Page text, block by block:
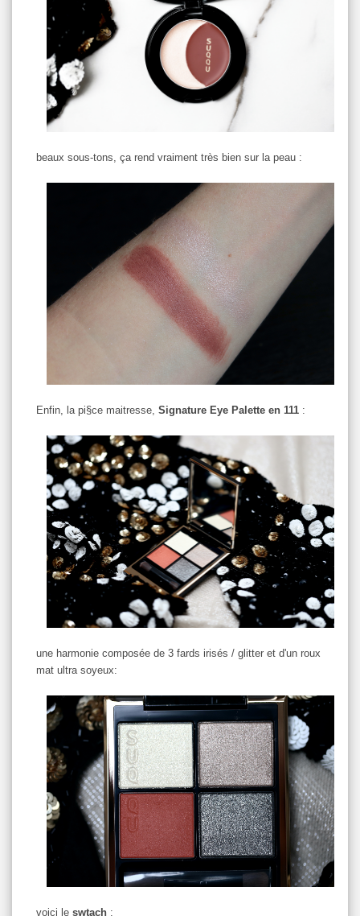
beaux sous-tons, ça rend vraiment très bien sur la peau :
Enfin, la pi§ce maitresse, Signature Eye Palette en 111 :
une harmonie composée de 3 fards irisés / glitter et d'un roux
mat ultra soyeux:
voici le swtach :